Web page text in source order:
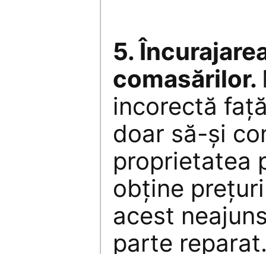
5.
comasărilor.
incorectă
doar să-şi
proprietatea
obţine
acest
parte